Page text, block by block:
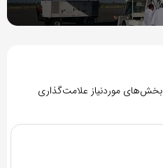
بخش‌های موردنیاز علامت‌گذاری